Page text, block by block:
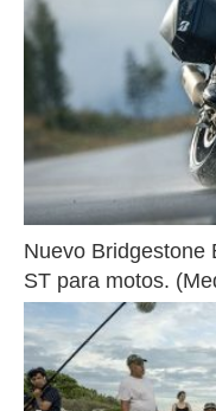
Nuevo Bridgestone
ST para motos.